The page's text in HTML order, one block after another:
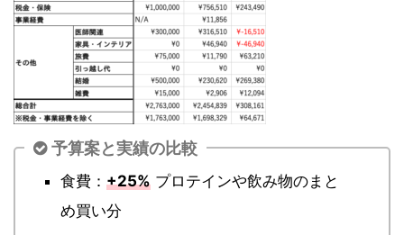
予算案と実績の比較
食費： +25% プロテインや飲み物のまと
め買い分